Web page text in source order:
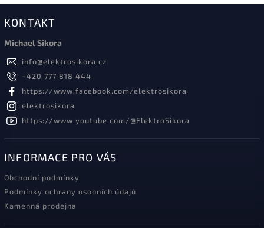
KONTAKT
Michael Sikora
info@elektrosikora.cz
+420 777 818 444
https://www.facebook.com/elektrosikora
elektrosikora
https://www.youtube.com/@ElektroSikora
INFORMACE PRO VÁS
Obchodní podmínky
Podmínky ochrany osobních údajů
Kamenná prodejna